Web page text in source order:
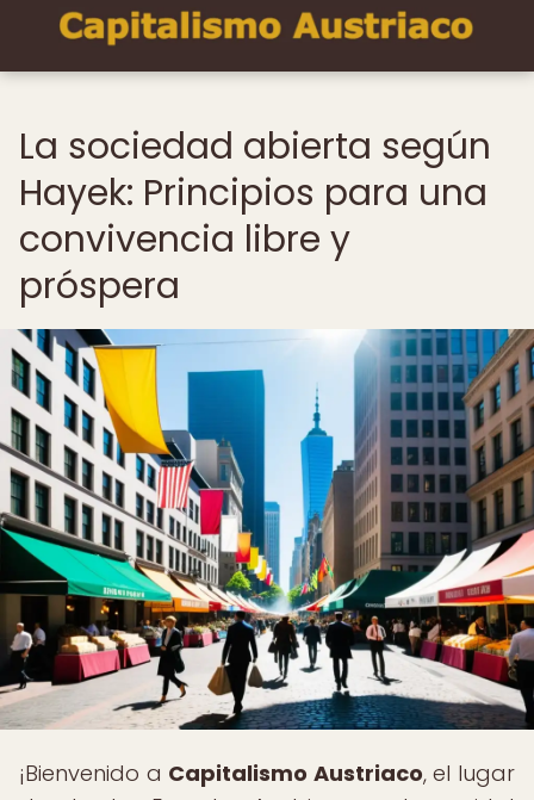
La sociedad abierta según
Hayek: Principios para una
convivencia libre y
próspera
¡Bienvenido a Capitalismo Austriaco, el lugar